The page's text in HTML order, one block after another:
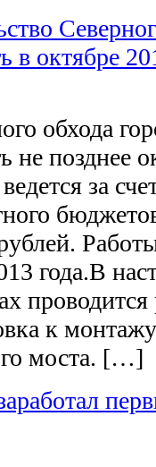
в октябре
обхода
не позднее
за
года.В
к
моста. […]